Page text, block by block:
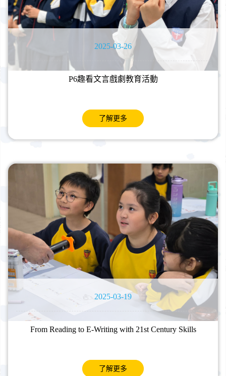
2025-03-26
P6趣看文言戲劇教育活動
了解更多
2025-03-19
From Reading to E-Writing with 21st Century Skills
了解更多